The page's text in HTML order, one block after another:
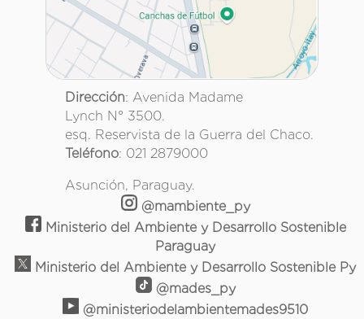
Dirección: Avenida Madame
Lynch N° 3500.
esq. Reservista de la Guerra del Chaco.
Teléfono: 021 2879000
Asunción, Paraguay.
@mambiente_py
Ministerio del Ambiente y Desarrollo Sostenible
Paraguay
Ministerio del Ambiente y Desarrollo Sostenible Py
@mades_py
@ministeriodelambientemades9510